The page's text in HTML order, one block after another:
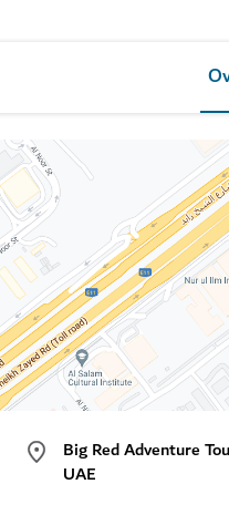
Big Red Adventure
UAE